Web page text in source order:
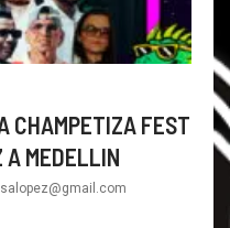
CHAMPETIZA FEST
A MEDELLIN